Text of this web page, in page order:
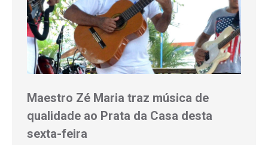
Maestro Zé Maria traz música de
qualidade ao Prata da Casa desta
sexta-feira